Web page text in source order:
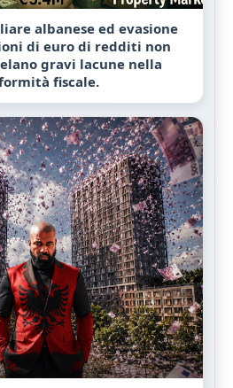
albanese ed evasione
di euro di redditi non
gravi lacune nella
fiscale.